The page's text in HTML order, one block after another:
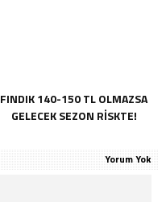
FINDIK 140-150 TL OLMAZSA
GELECEK SEZON RISKTE!
Yorum Yok